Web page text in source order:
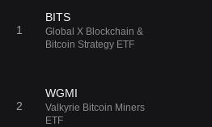
1
BITS
Global X Blockchain &
Bitcoin Strategy ETF
2
WGMI
Valkyrie Bitcoin Miners
ETF